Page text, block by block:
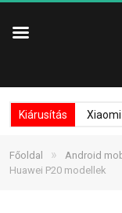
Kiárusítás
Főoldal » Android
Huawei P20 modellek